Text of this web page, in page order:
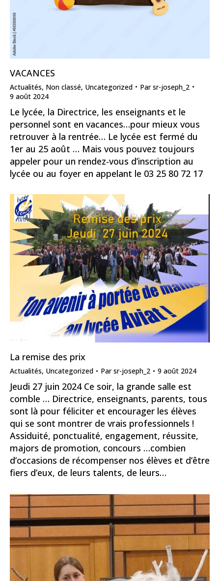
VACANCES
Actualités, Non classé, Uncategorized Parsr-joseph_2
9 août 2024
Le lycée, la Directrice, les enseignants et le
personnel sont en vacances…pour mieux vous
retrouver à la rentrée… Le lycée est fermé du
1er au 25 août … Mais vous pouvez toujours
appeler pour un rendez-vous d’inscription au
lycée ou au foyer en appelant le 03 25 80 72 17
La remise des prix
Actualités, Uncategorized Parsr-joseph_2 9 août 2024
Jeudi 27 juin 2024 Ce soir, la grande salle est
comble … Directrice, enseignants, parents, tous
sont là pour féliciter et encourager les élèves
qui se sont montrer de vrais professionnels !
Assiduité, ponctualité, engagement, réussite,
majors de promotion, concours …combien
d’occasions de récompenser nos élèves et d’être
fiers d’eux, de leurs talents, de leurs…